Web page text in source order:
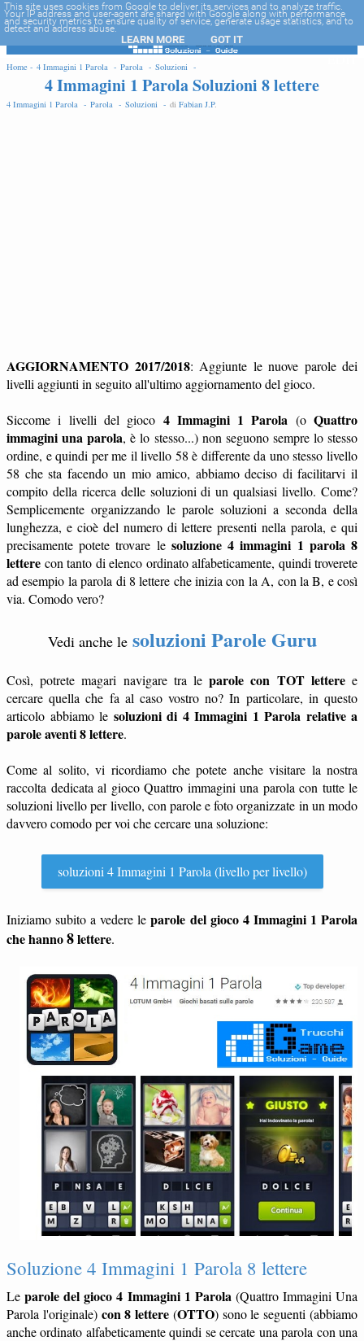
-->
Home - 4 Immagini 1 Parola - Parola - Soluzioni -
4 Immagini 1 Parola Soluzioni 8 lettere
4 Immagini 1 Parola - Parola - Soluzioni - di Fabian J.P.
AGGIORNAMENTO 2017/2018: Aggiunte le nuove parole dei
livelli aggiunti in seguito all'ultimo aggiornamento del gioco.
Siccome i livelli del gioco 4 Immagini 1 Parola (oQuattro
immagini una parola, è lo stesso...) non seguono sempre lo stesso
ordine, e quindi per me il livello 58 è differente da uno stesso livello
58 che sta facendo un mio amico, abbiamo deciso di facilitarvi il
compito della ricerca delle soluzioni di un qualsiasi livello. Come?
Semplicemente organizzando le parole soluzioni a seconda della
lunghezza, e cioè del numero di lettere presenti nella parola, e qui
precisamente potete trovare le soluzione 4 immagini 1 parola 8
lettere con tanto di elenco ordinato alfabeticamente, quindi troverete
ad esempio la parola di 8 lettere che inizia con la A, con la B, e così
via. Comodo vero?
Vedi anche le soluzioni Parole Guru
Così, potrete magari navigare tra leparole con TOT letteree
cercare quella che fa al caso vostro no? In particolare, in questo
articolo abbiamo le soluzioni di 4 Immagini 1 Parola relative a
parole aventi 8 lettere.
Come al solito, vi ricordiamo che potete anche visitare la nostra
raccolta dedicata al gioco Quattro immagini una parola con tutte le
soluzioni livello per livello, con parole e foto organizzate in un modo
davvero comodo per voi che cercare una soluzione:
soluzioni 4 Immagini 1 Parola (livello per livello)
Iniziamo subito a vedere leparole del gioco 4 Immagini 1 Parola
che hanno8lettere.
Soluzione 4 Immagini 1 Parola 8 lettere
Leparole del gioco 4 Immagini 1 Parola(Quattro Immagini Una
Parola l'originale) con 8 lettere (OTTO) sono le seguenti (abbiamo
anche ordinato alfabeticamente quindi se cercate una parola con una
EDIT
This site uses cookies from Google to deliver its services and to analyze traffic.
Your IP address and user-agent are shared with Google along with performance
and security metrics to ensure quality of service, generate usage statistics, and to
detect and address abuse.
LEARN MORE GOT IT